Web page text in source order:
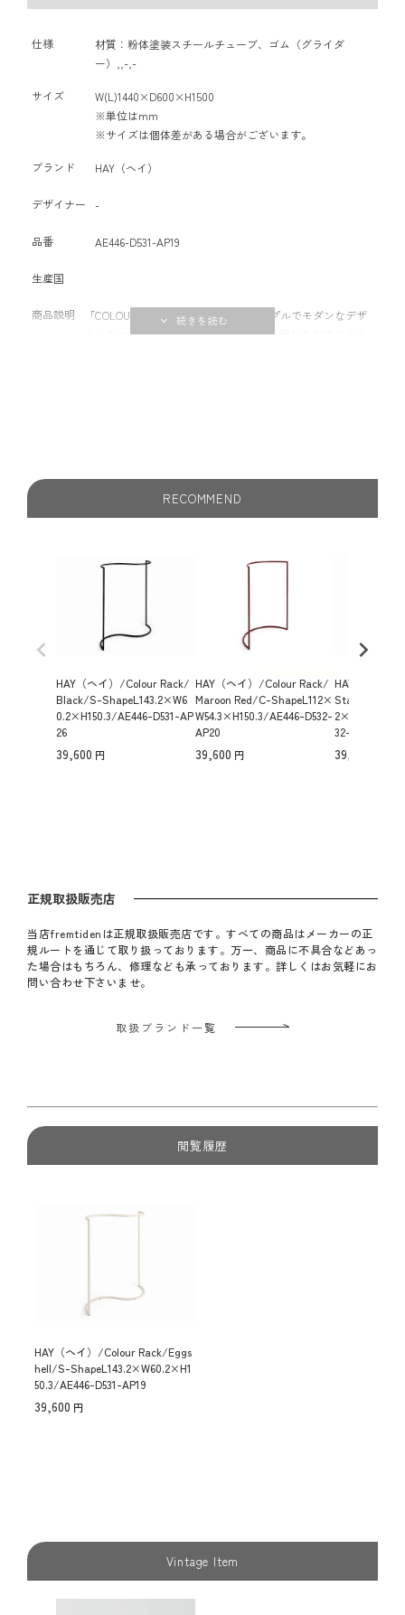
仕様
材質：粉体塗装スチールチューブ、ゴム（グライダ
ー）,,-,-
サイズ
W(L)1440×D600×H1500
※単位はmm
※サイズは個体差がある場合がございます。
ブランド HAY（ヘイ）
デザイナー -
品番 AE446-D531-AP19
生産国
商品説明
「COLOUR RACK-S SHAPE」は、シンプルでモダンなデザ
インのコートラックで、北欧の美学を体現した収納アイテ
RECOMMEND
HAY（ヘイ）/Colour Rack/
Black/S-ShapeL143.2×W6
0.2×H150.3/AE446-D531-AP
26
39,600
HAY（ヘイ）/Colour Rack/
Maroon Red/C-ShapeL112×
W54.3×H150.3/AE446-D532-
AP20
39,600
HAY（ヘイ
Standard
32-AP21
39,600
正規取扱販売店
当店fremtidenは正規取扱販売店です。すべての商品はメーカーの正
規ルートを通じて取り扱っております。万一、商品に不具合などあっ
た場合はもちろん、修理なども承っております。詳しくはお気軽にお
問い合わせ下さいませ。
取扱ブランド一覧
閲覧履歴
HAY（ヘイ）/Colour Rack/Eggs
hell/S-ShapeL143.2×W60.2×H1
50.3/AE446-D531-AP19
39,600
Vintage Item